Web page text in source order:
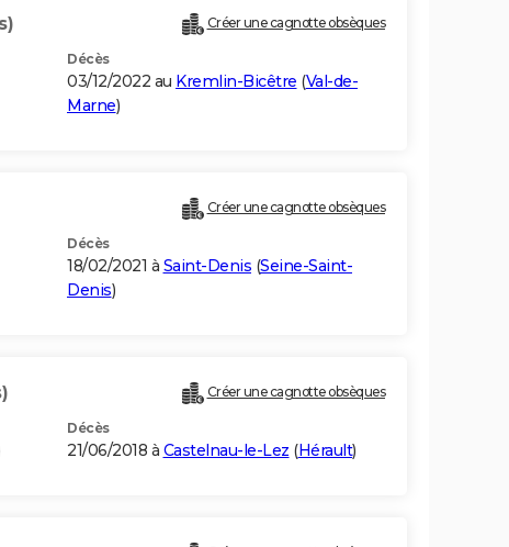
Créer une cagnotte obsèques
Décès
03/12/2022 au Kremlin-Bicêtre (Val-de-
Marne)
Créer une cagnotte obsèques
Décès
18/02/2021 à Saint-Denis (Seine-Saint-
Denis)
Créer une cagnotte obsèques
Décès
21/06/2018 à Castelnau-le-Lez (Hérault)